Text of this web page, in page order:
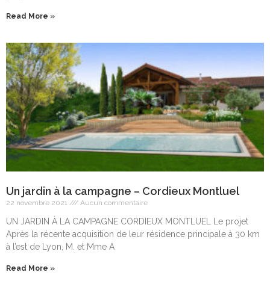
Read More »
Un jardin à la campagne – Cordieux Montluel
22 novembre 2021 Aucun commentaire
UN JARDIN À LA CAMPAGNE CORDIEUX MONTLUEL Le projet
Après la récente acquisition de leur résidence principale à 30 km
à l’est de Lyon, M. et Mme A
Read More »